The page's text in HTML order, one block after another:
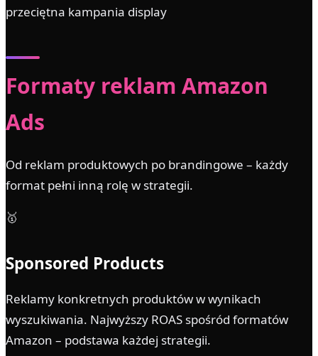
przeciętna kampania display
Formaty reklam Amazon
Ads
Od reklam produktowych po brandingowe – każdy
format pełni inną rolę w strategii.
🥇
Sponsored Products
Reklamy konkretnych produktów w wynikach
wyszukiwania. Najwyższy ROAS spośród formatów
Amazon – podstawa każdej strategii.